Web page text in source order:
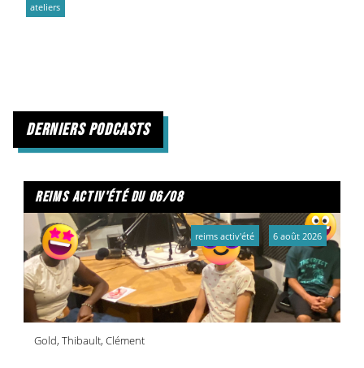
ateliers
derniers podcasts
reims activ'été du 06/08
Gold, Thibault, Clément
reims activ'été 6 août 2026